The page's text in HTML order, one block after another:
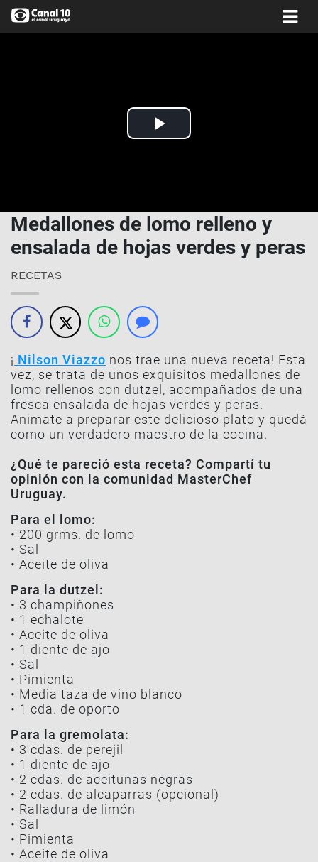
Play
Medallones de lomo relleno y
ensalada de hojas verdes y peras
RECETAS
¡ Nilson Viazzo nos trae una nueva receta! Esta
vez, se trata de unos exquisitos medallones de
lomo rellenos con dutzel, acompañados de una
fresca ensalada de hojas verdes y peras.
Animate a preparar este delicioso plato y quedá
como un verdadero maestro de la cocina.
¿Qué te pareció esta receta? Compartí tu
opinión con la comunidad MasterChef
Uruguay.
Para el lomo:
• 200 grms. de lomo
• Sal
• Aceite de oliva
Para la dutzel:
• 3 champiñones
• 1 echalote
• Aceite de oliva
• 1 diente de ajo
• Sal
• Pimienta
• Media taza de vino blanco
• 1 cda. de oporto
Para la gremolata:
• 3 cdas. de perejil
• 1 diente de ajo
• 2 cdas. de aceitunas negras
• 2 cdas. de alcaparras (opcional)
• Ralladura de limón
• Sal
• Pimienta
• Aceite de oliva